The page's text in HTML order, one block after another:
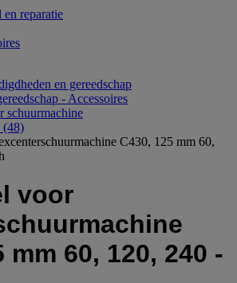
reparatie
en gereedschap
- Accessoires
schuurmachine
(48)
C430, 125 mm 60,
voor
mm 60, 120, 240 -